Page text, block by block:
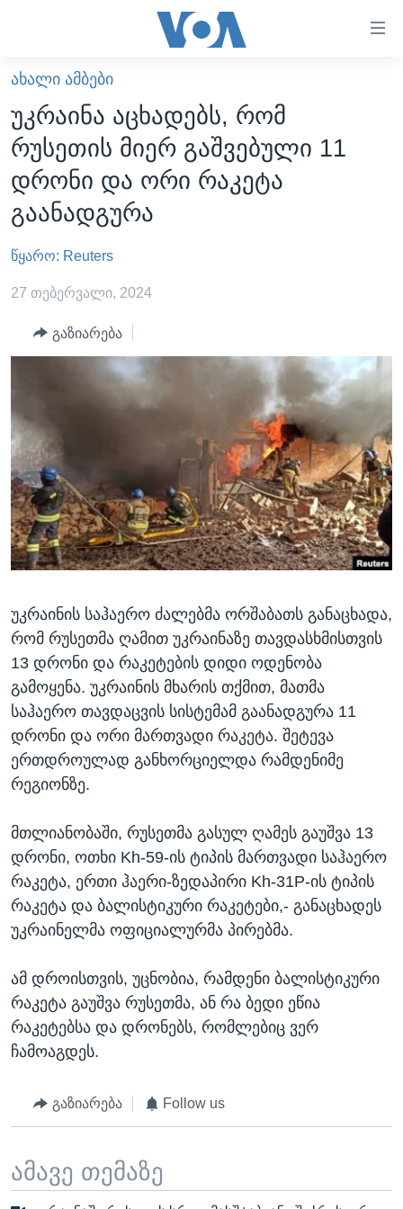
ხელმისაწვდომობისთვის
გადადით
მთავარზე
გადადით
მთავარ
ნავიგაციაზე
გადადით
ძიებაზე
ᲐᲮᲐᲚᲘ ᲐᲛᲑᲔᲑᲘ
ᲡᲐᲥᲐᲠᲗᲕᲔᲚᲝ
ᲐᲨᲨ
ᲐᲨᲨ-ᲘᲡ ᲐᲠᲩᲔᲕᲜᲔᲑᲘ 2024
ᲛᲡᲝᲤᲚᲘᲝ
ᲕᲘᲓᲔᲝᲔᲑᲘ
ᲒᲐᲓᲐᲪᲔᲛᲔᲑᲘ
ᲕᲐᲨᲘᲜᲒᲢᲝᲜᲘ ᲓᲦᲔᲡ
ᲮᲔᲓᲕᲐ ᲕᲐᲨᲘᲜᲒᲢᲝᲜᲘᲓᲐᲜ
ᲡᲮᲕᲐ ᲡᲘᲐᲮᲚᲔᲔᲑᲘ
ᲯᲐᲜᲛᲠᲗᲔᲚᲝᲑᲐ
ᲛᲔᲪᲜᲘᲔᲠᲔᲑᲐ
ᲘᲜᲢᲔᲠᲕᲘᲣ
ᲙᲣᲚᲢᲣᲠᲐ
ᲓᲔᲖᲘᲜᲤᲝᲠᲛᲐᲪᲘᲐ
ᲠᲣᲡᲔᲗᲘᲡ ᲨᲔᲭᲠᲐ ᲣᲙᲠᲐᲘᲜᲐᲨᲘ
Learning English
ᲗᲕᲐᲚᲘ ᲒᲕᲐᲓᲔᲕᲜᲔᲗ
ენები
ᲐᲮᲐᲚᲘ ᲐᲛᲑᲔᲑᲘ
უკრაინა აცხადებს, რომ
რუსეთის მიერ გაშვებული 11
დრონი და ორი რაკეტა
გაანადგურა
წყარო: Reuters
27 თებერვალი, 2024
გაზიარება
უკრაინის საჰაერო ძალებმა ორშაბათს განაცხადა,
რომ რუსეთმა ღამით უკრაინაზე თავდასხმისთვის
13 დრონი და რაკეტების დიდი ოდენობა
გამოყენა. უკრაინის მხარის თქმით, მათმა
საჰაერო თავდაცვის სისტემამ გაანადგურა 11
დრონი და ორი მართვადი რაკეტა. შეტევა
ერთდროულად განხორციელდა რამდენიმე
რეგიონზე.
მთლიანობაში, რუსეთმა გასულ ღამეს გაუშვა 13
დრონი, ოთხი Kh-59-ის ტიპის მართვადი საჰაერო
რაკეტა, ერთი ჰაერი-ზედაპირი Kh-31P-ის ტიპის
რაკეტა და ბალისტიკური რაკეტები,- განაცხადეს
უკრაინელმა ოფიციალურმა პირებმა.
ამ დროისთვის, უცნობია, რამდენი ბალისტიკური
რაკეტა გაუშვა რუსეთმა, ან რა ბედი ეწია
რაკეტებსა და დრონებს, რომლებიც ვერ
ჩამოაგდეს.
გაზიარება Follow us
ამავე თემაზე